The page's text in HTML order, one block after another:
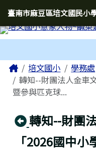
臺南市麻豆區培
導覽列
臺南市麻豆區培文國民小
主內容區域
Home培文國小 學務處
轉知--財團法人金車
暨參與匹克球...
回上頁
轉知--財團
「2026國中
頁尾區域